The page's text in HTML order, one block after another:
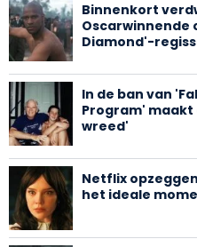
Binnenkort
Oscarwinnende
Diamond'-
In de ban van
Program' maakt
wreed'
Netflix
het ideale